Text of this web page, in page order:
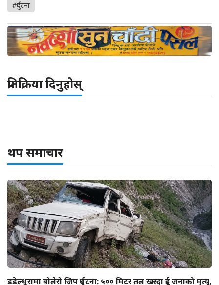
#दुर्घटना
प्रतिक्रिया दिनुहोस्
थप समाचार
डडेल्धुरामा बोलेरो जिप दुर्घटना: ५०० मिटर तल खस्दा दुई जनाको मृत्यु,